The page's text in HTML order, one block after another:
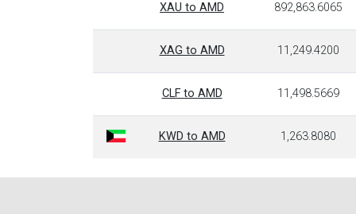
XAU to AMD 892,863.6065
XAG to AMD 11,249.4200
CLF to AMD 11,498.5669
KWD to AMD 1,263.8080